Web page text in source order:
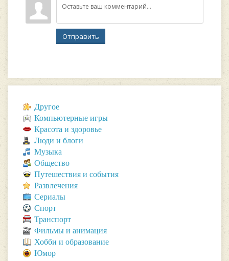
Отправить
Другое
Компьютерные игры
Красота и здоровье
Люди и блоги
Музыка
Общество
Путешествия и события
Развлечения
Сериалы
Спорт
Транспорт
Фильмы и анимация
Хобби и образование
Юмор